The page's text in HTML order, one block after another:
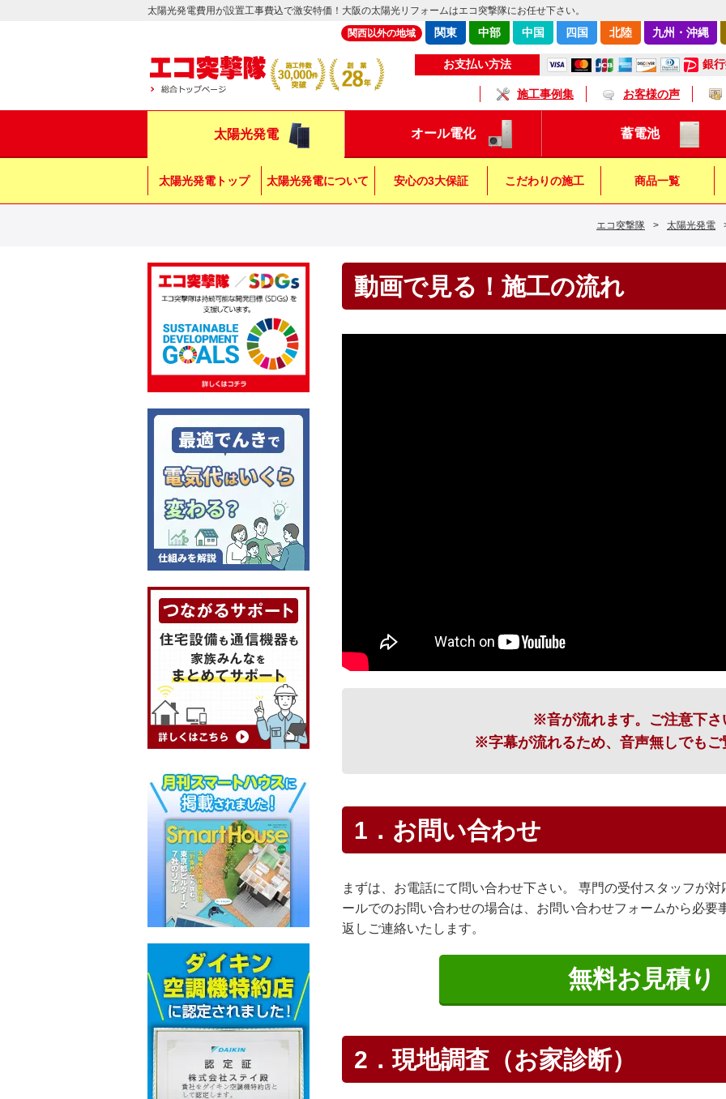
太陽光発電費用が設置工事費込で激安特価！大阪の太陽光リフォームはエコ突撃隊にお任せ下さい。
お支払い方法 銀
施工事例集 お客様の声
関西以外の地域 関東 中部 中国 四国 北陸 九州・沖縄
太陽光発電 オール電化 蓄電池
太陽光発電トップ 太陽光発電について 安心の3大保証 こだわりの施工 商品一覧
エコ突撃隊 > 太陽光発電
動画で見る！施工の流れ
※音が流れます。ご注意下さ
※字幕が流れるため、音声無しでもご
1．お問い合わせ
まずは、お電話にて問い合わせ下さい。 専門の受付スタッフが
ールでのお問い合わせの場合は、お問い合わせフォームから必要
返しご連絡いたします。
無料お見積り
2．現地調査（お家診断）